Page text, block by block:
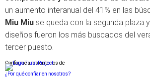
un aumento interanual del 41% en las
Miu Miu se queda con la segunda plaza y
diseños fueron los más buscados del
tercer puesto.
Conforme a los criterios de
¿Por qué confiar en nosotros?